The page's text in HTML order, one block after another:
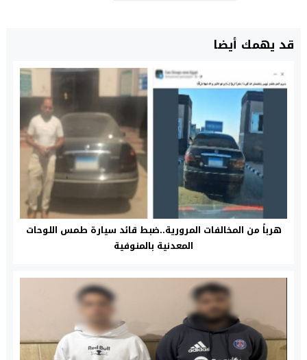
قد يهمك أيضا
هرباً من المخالفات المرورية..ضبط قائد سيارة طمس اللوحات
المعدنية بالمنوفية